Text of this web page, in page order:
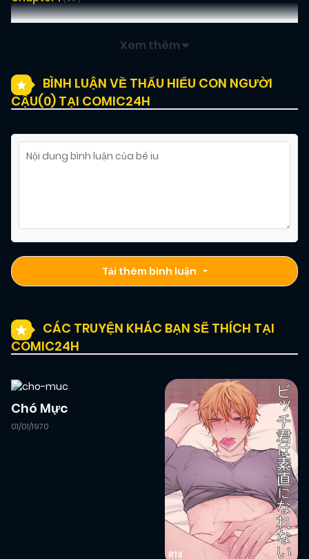
Xem thêm
BÌNH LUẬN VỀ THẤU HIỂU CON NGƯỜI
CẬU(0) TẠI COMIC24H
Tải thêm bình luận
CÁC TRUYỆN KHÁC BẠN SẼ THÍCH TẠI
COMIC24H
Chó Mực
01/01/1970